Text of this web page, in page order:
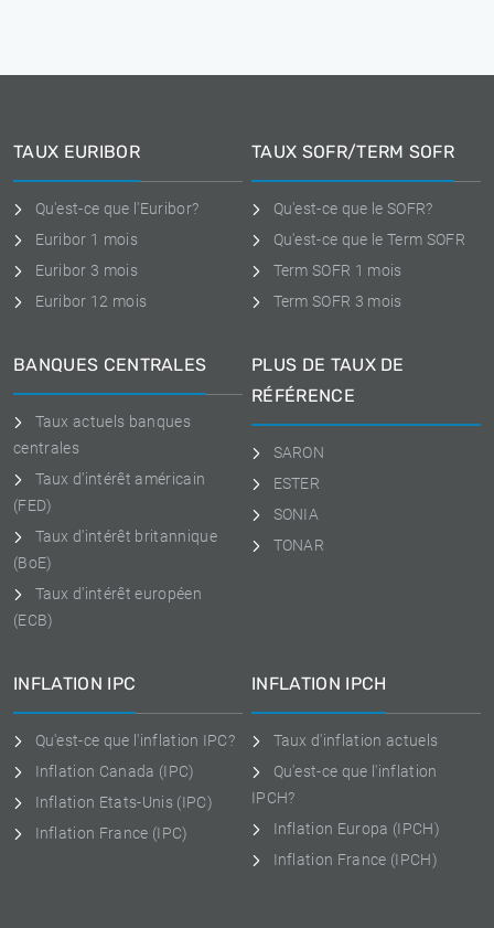
TAUX EURIBOR
Qu'est-ce que l'Euribor?
Euribor 1 mois
Euribor 3 mois
Euribor 12 mois
TAUX SOFR/TERM SOFR
Qu'est-ce que le SOFR?
Qu'est-ce que le Term SOFR
Term SOFR 1 mois
Term SOFR 3 mois
BANQUES CENTRALES
Taux actuels banques
centrales
Taux d'intérêt américain
(FED)
Taux d'intérêt britannique
(BoE)
Taux d'intérêt européen
(ECB)
PLUS DE TAUX DE
RÉFÉRENCE
SARON
ESTER
SONIA
TONAR
INFLATION IPC
Qu'est-ce que l'inflation IPC?
Inflation Canada (IPC)
Inflation Etats-Unis (IPC)
Inflation France (IPC)
INFLATION IPCH
Taux d'inflation actuels
Qu'est-ce que l'inflation
IPCH?
Inflation Europa (IPCH)
Inflation France (IPCH)